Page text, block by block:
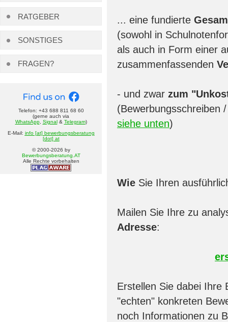
RATGEBER
SONSTIGES
FRAGEN?
Telefon: +43 688 811 68 60
(gerne auch via
WhatsApp, Signal& Telegram)
E-Mail: info [at] bewerbungsberatung
[dot] at
© 2000-2026 by
Bewerbungsberatung.AT
Alle Rechte vorbehalten
... eine fundierte
(sowohl in
als auch in Form einer
zusammenfassenden
- und zwar zum
(Bewerbungsschreiben
siehe unten)
Wie Sie Ihren
Mailen Sie Ihre zu
Adresse:
Erstellen Sie dabei Ihre
"echten" konkreten
noch Informationen zu